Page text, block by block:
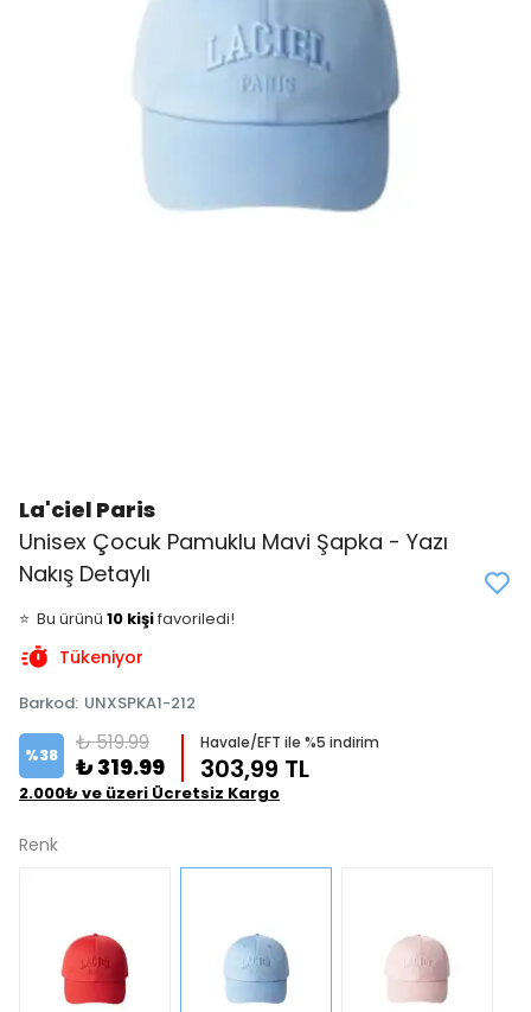
La'ciel Paris
Unisex Çocuk Pamuklu Mavi Şapka - Yazı
Nakış Detaylı
👀 Şu an0 kişiinceliyor!
sepetine ekledi!
✅ Bugün2 adet
Tükeniyor
Barkod: UNXSPKA1-212
%38 ₺ 519.99
₺ 319.99
Havale/EFT ile %5 indirim
303,99 TL
2.000₺ ve üzeri Ücretsiz Kargo
Renk